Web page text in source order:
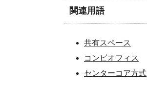
関連用語
共有スペース
コンビオフィス
センターコア方式